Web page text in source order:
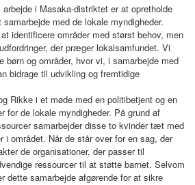
i Masaka-distriktet er at opretholde
med de lokale myndigheder.
identificere områder med størst behov, men
der præger lokalsamfundet. Vi
børn og områder, hvor vi, i samarbejde med
bidrage til udvikling og fremtidige
Rikke i et møde med en politibetjent og en
for de lokale myndigheder. På grund af
samarbejder disse to kvinder tæt med
i området. Når de står over for en sag, der
de organisationer, der passer til
ressourcer til at støtte barnet. Selvom
dette samarbejde afgørende for at sikre